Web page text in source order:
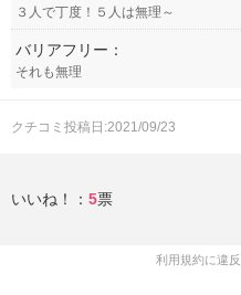
３人で丁度！５人は無理～
バリアフリー：
それも無理
クチコミ投稿日:2021/09/23
いいね！： 5票
利用規約に違